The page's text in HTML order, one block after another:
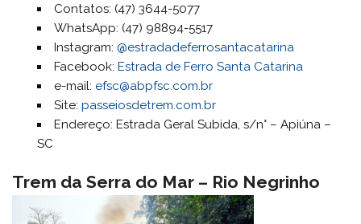
Contatos: (47) 3644-5077
WhatsApp: (47) 98894-5517
Instagram: @estradadeferrosantacatarina
Facebook: Estrada de Ferro Santa Catarina
e-mail: efsc@abpfsc.com.br
Site: passeiosdetrem.com.br
Endereço: Estrada Geral Subida, s/n° – Apiúna –
SC
Trem da Serra do Mar – Rio Negrinho